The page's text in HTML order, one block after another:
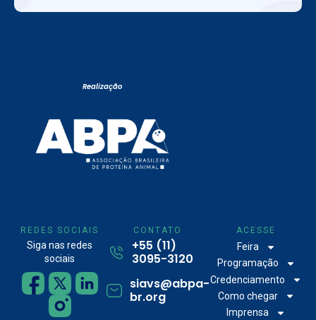
Realização
REDES SOCIAIS
Siga nas redes
sociais
CONTATO
+55 (11)
3095-3120
siavs@abpa-
br.org
ACESSE
Feira
Programação
Credenciamento
Como chegar
Imprensa